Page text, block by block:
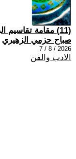
(11) مقامة تقاسيم الروح في الأدب الرفيع .
صباح حزمي الزهيري
2026 / 8 / 7
الادب والفن